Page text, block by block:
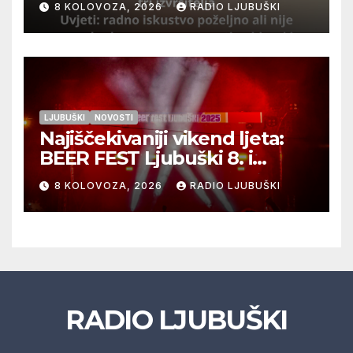
8 KOLOVOZA, 2026 RADIO LJUBUŠKI
LJUBUŠKI NOVOSTI
Najiščekivaniji vikend ljeta:
BEER FEST Ljubuški 8. i
9.kolovoza
8 KOLOVOZA, 2026 RADIO LJUBUŠKI
RADIO LJUBUŠKI